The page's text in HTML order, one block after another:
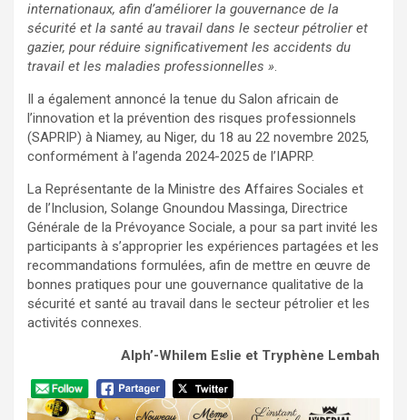
internationaux, afin d’améliorer la gouvernance de la
sécurité et la santé au travail dans le secteur pétrolier et
gazier, pour réduire significativement les accidents du
travail et les maladies professionnelles ».
Il a également annoncé la tenue du Salon africain de
l’innovation et la prévention des risques professionnels
(SAPRIP) à Niamey, au Niger, du 18 au 22 novembre 2025,
conformément à l’agenda 2024-2025 de l’IAPRP.
La Représentante de la Ministre des Affaires Sociales et
de l’Inclusion, Solange Gnoundou Massinga, Directrice
Générale de la Prévoyance Sociale, a pour sa part invité les
participants à s’approprier les expériences partagées et les
recommandations formulées, afin de mettre en œuvre de
bonnes pratiques pour une gouvernance qualitative de la
sécurité et santé au travail dans le secteur pétrolier et les
activités connexes.
Alph’-Whilem Eslie et Tryphène Lembah